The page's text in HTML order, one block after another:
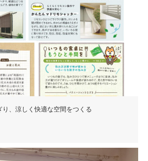
り、涼しく快適な空間をつくる